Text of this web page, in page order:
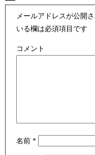
メールアドレスが公開
いる欄は必須項目です
コメント
名前*